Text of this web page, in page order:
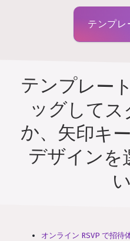
テンプレ
テンプレー
ッグしてス
か、矢印キ
デザインを
オンライン RSVP で招待